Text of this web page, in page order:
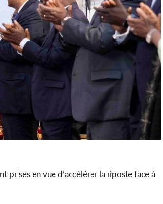
prises en vue d’accélérer la riposte face à